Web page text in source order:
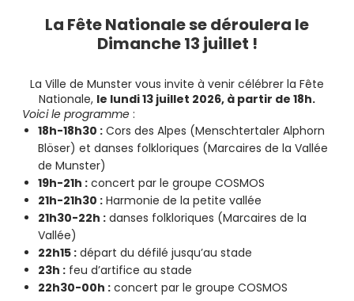
La Fête Nationale se déroulera le
Dimanche 13 juillet !
La Ville de Munster vous invite à venir célébrer la Fête
Nationale, le lundi 13 juillet 2026, à partir de 18h.
Voici le programme :
18h-18h30 : Cors des Alpes (Menschtertaler Alphorn
Blöser) et danses folkloriques (Marcaires de la Vallée
de Munster)
19h-21h : concert par le groupe COSMOS
21h-21h30 : Harmonie de la petite vallée
21h30-22h : danses folkloriques (Marcaires de la
Vallée)
22h15 : départ du défilé jusqu’au stade
23h : feu d’artifice au stade
22h30-00h : concert par le groupe COSMOS